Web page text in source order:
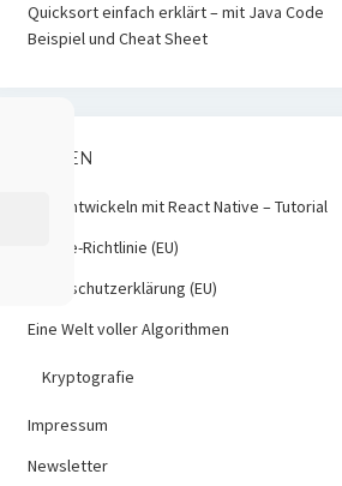
Quicksort einfach erklärt – mit Java Code
Beispiel und Cheat Sheet
SEITEN
App entwickeln mit React Native – Tutorial
Cookie-Richtlinie (EU)
Datenschutzerklärung (EU)
Eine Welt voller Algorithmen
Kryptografie
Impressum
Newsletter